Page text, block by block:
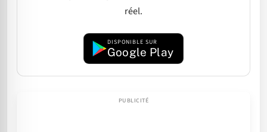
réel.
DISPONIBLE SUR
Google Play